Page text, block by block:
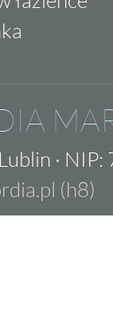
· NIP:
(h8)